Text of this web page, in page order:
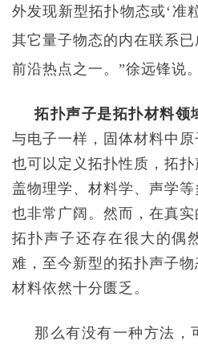
外发现新型拓扑物态或‘准
其它量子物态的内在联系
前沿热点之一。 ”徐远锋说。
拓扑声子是拓扑材料领
与电子一样，固体材料中原
也可以定义拓扑性质，拓
盖物理学、材料学、声学
也非常广阔。然而，在真
拓扑声子还存在很大的偶
难，至今新型的拓扑声子
材料依然十分匮乏。
那么有没有一种方法，